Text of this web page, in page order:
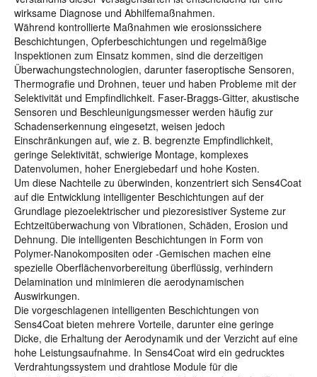
wirksame Diagnose und Abhilfemaßnahmen.
Während kontrollierte Maßnahmen wie erosionssichere
Beschichtungen, Opferbeschichtungen und regelmäßige
Inspektionen zum Einsatz kommen, sind die derzeitigen
Überwachungstechnologien, darunter faseroptische Sensoren,
Thermografie und Drohnen, teuer und haben Probleme mit der
Selektivität und Empfindlichkeit. Faser-Braggs-Gitter, akustische
Sensoren und Beschleunigungsmesser werden häufig zur
Schadenserkennung eingesetzt, weisen jedoch
Einschränkungen auf, wie z. B. begrenzte Empfindlichkeit,
geringe Selektivität, schwierige Montage, komplexes
Datenvolumen, hoher Energiebedarf und hohe Kosten.
Um diese Nachteile zu überwinden, konzentriert sich Sens4Coat
auf die Entwicklung intelligenter Beschichtungen auf der
Grundlage piezoelektrischer und piezoresistiver Systeme zur
Echtzeitüberwachung von Vibrationen, Schäden, Erosion und
Dehnung. Die intelligenten Beschichtungen in Form von
Polymer-Nanokompositen oder -Gemischen machen eine
spezielle Oberflächenvorbereitung überflüssig, verhindern
Delamination und minimieren die aerodynamischen
Auswirkungen.
Die vorgeschlagenen intelligenten Beschichtungen von
Sens4Coat bieten mehrere Vorteile, darunter eine geringe
Dicke, die Erhaltung der Aerodynamik und der Verzicht auf eine
hohe Leistungsaufnahme. In Sens4Coat wird ein gedrucktes
Verdrahtungssystem und drahtlose Module für die